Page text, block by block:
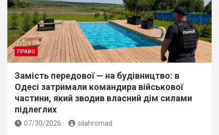
ПРАВО
Замість передової — на будівництво: в
Одесі затримали командира військової
частини, який зводив власний дім силами
підлеглих
07/30/2026 silahromad